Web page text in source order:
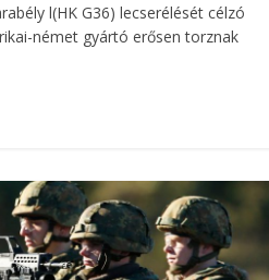
l(HK G36) lecserélését célzó
német gyártó erősen torznak